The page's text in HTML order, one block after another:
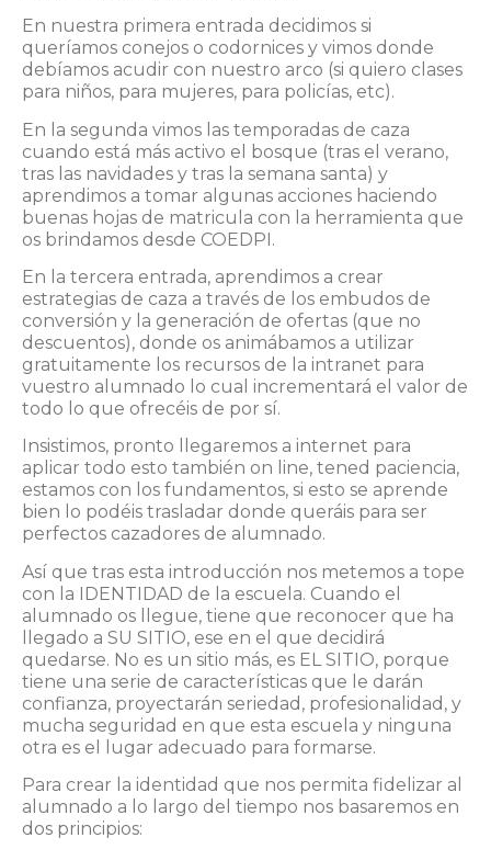
En nuestra primera entrada decidimos si
queríamos conejos o codornices y vimos donde
debíamos acudir con nuestro arco (si quiero clases
para niños, para mujeres, para policías, etc).
En la segunda vimos las temporadas de caza
cuando está más activo el bosque (tras el verano,
tras las navidades y tras la semana santa) y
aprendimos a tomar algunas acciones haciendo
buenas hojas de matricula con la herramienta que
os brindamos desde COEDPI.
En la tercera entrada, aprendimos a crear
estrategias de caza a través de los embudos de
conversión y la generación de ofertas (que no
descuentos), donde os animábamos a utilizar
gratuitamente los recursos de la intranet para
vuestro alumnado lo cual incrementará el valor de
todo lo que ofrecéis de por sí.
Insistimos, pronto llegaremos a internet para
aplicar todo esto también on line, tened paciencia,
estamos con los fundamentos, si esto se aprende
bien lo podéis trasladar donde queráis para ser
perfectos cazadores de alumnado.
Así que tras esta introducción nos metemos a tope
con la IDENTIDAD de la escuela. Cuando el
alumnado os llegue, tiene que reconocer que ha
llegado a SU SITIO, ese en el que decidirá
quedarse. No es un sitio más, es EL SITIO, porque
tiene una serie de características que le darán
confianza, proyectarán seriedad, profesionalidad, y
mucha seguridad en que esta escuela y ninguna
otra es el lugar adecuado para formarse.
Para crear la identidad que nos permita fidelizar al
alumnado a lo largo del tiempo nos basaremos en
dos principios: